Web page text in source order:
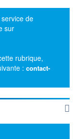
de
sur
rubrique,
: contact-